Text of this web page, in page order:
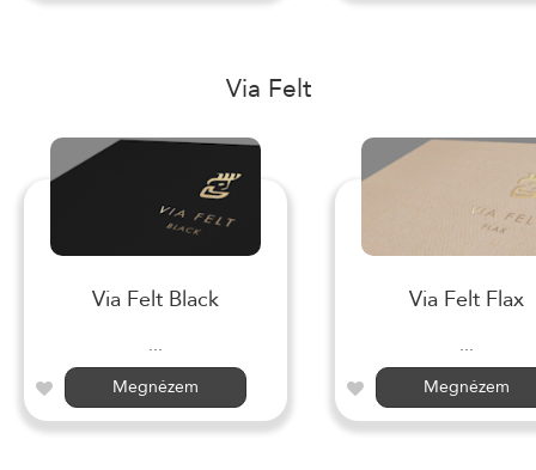
Via Felt
Via Felt Black
...
Megnézem
Via Felt Flax
...
Megnézem